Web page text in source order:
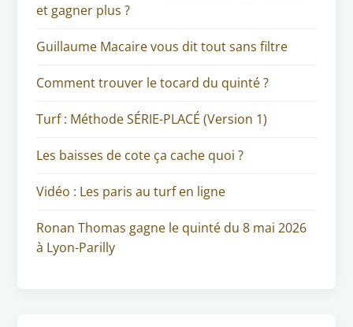
et gagner plus ?
Guillaume Macaire vous dit tout sans filtre
Comment trouver le tocard du quinté ?
Turf : Méthode SÉRIE-PLACÉ (Version 1)
Les baisses de cote ça cache quoi ?
Vidéo : Les paris au turf en ligne
Ronan Thomas gagne le quinté du 8 mai 2026
à Lyon-Parilly